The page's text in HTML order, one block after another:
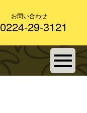
お問い合わせ
0224-29-3121